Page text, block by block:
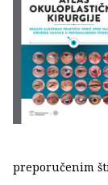
preporučenim